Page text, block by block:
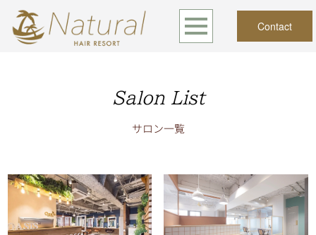
Contact
Salon List
サロン一覧